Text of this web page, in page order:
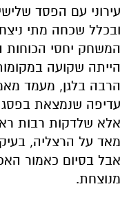
עירוני עם הפסד
ובכלל שכחה מתי
המשחק יחסי הכוחות
הייתה שקועה
הרבה בלגן, מעמד
עדיפה שנמצאת
אלא שלדקות רבות
מאד על הרצליה,
אבל בסיום כאמור
מנוצחת.